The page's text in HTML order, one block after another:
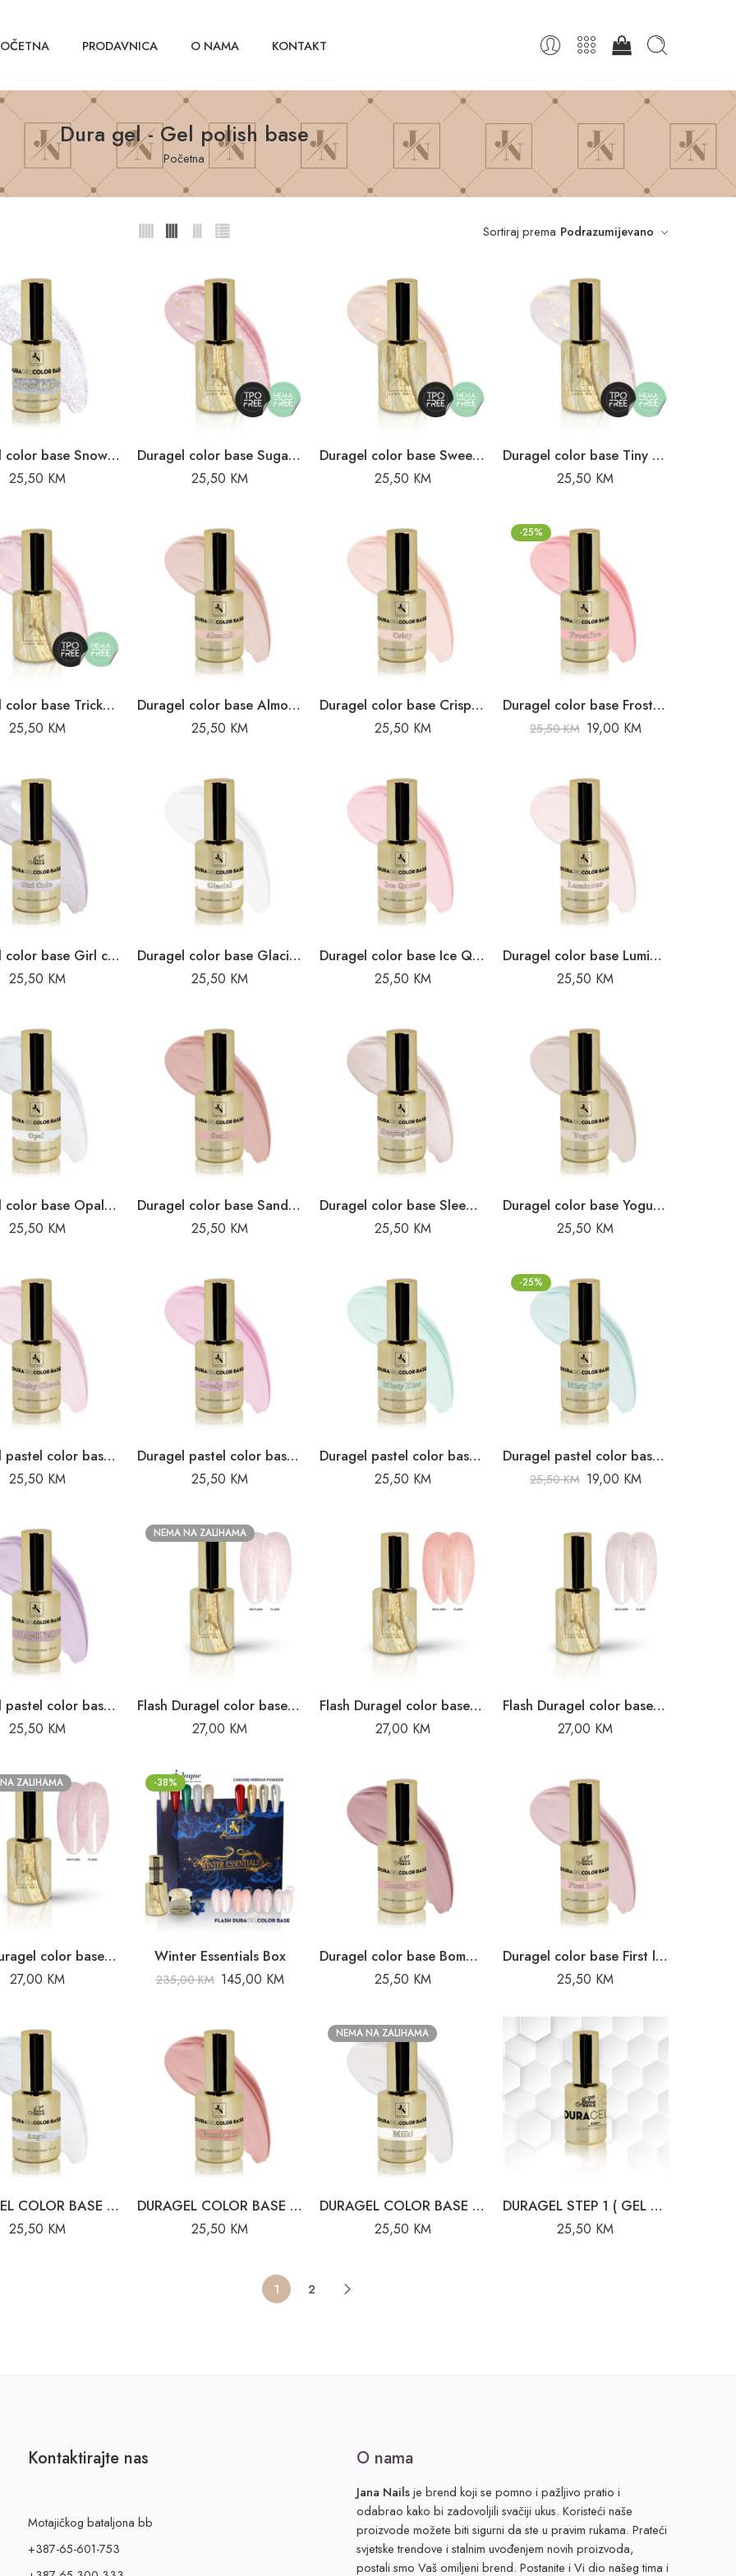
PRODAVNICA O NAMA KONTAKT
Dura gel - Gel polish base
Početna
Sortiraj prema Podrazumijevano
Duragel color base Snow Glow – 10 ml
25,50 KM
Duragel color base Sugar Plot – 10 ml
25,50 KM
Duragel color base Sweet Alibi – 10 ml
25,50 KM
Duragel color base Tiny Twinkle – 10 ml
25,50 KM
Duragel color base Tricky Glitter – 10 ml
25,50 KM
Duragel color base Almond – 10ml
25,50 KM
Duragel color base Crisp – 10ml
25,50 KM
-25%
Duragel color base Frostfire – 10ml
25,50KM 19,00 KM
Duragel color base Girl code – 10ml
25,50 KM
Duragel color base Glacial – 10ml
25,50 KM
Duragel color base Ice Queen – 10ml
25,50 KM
Duragel color base Luminous – 10ml
25,50 KM
Duragel color base Opal – 10ml
25,50 KM
Duragel color base Sand – 10ml
25,50 KM
Duragel color base Sleeping beauty – 10ml
25,50 KM
Duragel color base Yogurt – 10ml
25,50 KM
Duragel pastel color base Blushy Cheek – 10ml
25,50 KM
Duragel pastel color base Lovely Girl – 10ml
25,50 KM
Duragel pastel color base Minty Kiss – 10ml
25,50 KM
-25%
Duragel pastel color base Misty Eye – 10ml
25,50KM 19,00 KM
Duragel pastel color base Royal Veil – 10ml
25,50 KM
NEMA NA ZALIHAMA
Flash Duragel color base Crystal Flash – 10ml
27,00 KM
Flash Duragel color base Gatsby Glow – 10ml
27,00 KM
Flash Duragel color base Shine Bright – 10ml
27,00 KM
ZALIHAMA
Flash Duragel color base Tiffany’s Treasure – 10ml
27,00 KM
-38%
Winter Essentials Box
235,00KM 145,00 KM
Duragel color base Bombshell – 10 ml
25,50 KM
Duragel color base First love – 10 ml
25,50 KM
DURAGEL COLOR BASE – „ANGEL“ – 10 ML
25,50 KM
DURAGEL COLOR BASE – „FOUNDATION “ – 10 ml
25,50 KM
NEMA NA ZALIHAMA
DURAGEL COLOR BASE – „MILK! “ – 10 ml
25,50 KM
DURAGEL STEP 1 ( GEL POLISH BASE COAT )
25,50 KM
1 2
Kontaktirajte nas
Motajičkog bataljona bb
+387-65-601-753
O nama
Jana Nailsje brend koji se pomno i pažljivo pratio i
odabrao kako bi zadovoljili svačiji ukus. Koristeći naše
proizvode možete biti sigurni da ste u pravim rukama. Prateći
svjetske trendove i stalnim uvođenjem novih proizvoda,
postali smo Vaš omiljeni brend. Postanite i Vi dio našeg tima i